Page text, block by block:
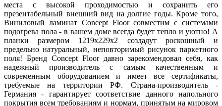
места с высокой проходимостью и сохранить его
презентабельный внешний вид на долгие годы. Кроме того,
Виниловый ламинат Concept Floor совместим с системами
подогрева пола - в вашем доме всегда будет тепло и уютно! А
планки размером 1219x229x2 создадут роскошный и
предельно натуральный, неповторимый рисунок паркетного
поля! Бренд Concept Floor давно зарекомендовал себя, как
надежный производитель с самым качественным и
современным оборудованием и имеет все сертификаты,
требуемые на территории РФ. Страна-производитель -
Германия - гарантирует соответствие данного напольного
покрытия всем требованиям и нормам, принятым на мировом